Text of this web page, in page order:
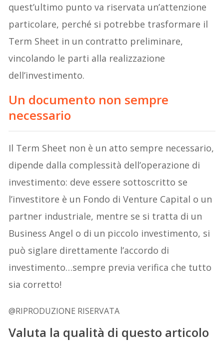
quest’ultimo punto va riservata un’attenzione
particolare, perché si potrebbe trasformare il
Term Sheet in un contratto preliminare,
vincolando le parti alla realizzazione
dell’investimento.
Un documento non sempre
necessario
Il Term Sheet non è un atto sempre necessario,
dipende dalla complessità dell’operazione di
investimento: deve essere sottoscritto se
l’investitore è un Fondo di Venture Capital o un
partner industriale, mentre se si tratta di un
Business Angel o di un piccolo investimento, si
può siglare direttamente l’accordo di
investimento…sempre previa verifica che tutto
sia corretto!
@RIPRODUZIONE RISERVATA
Valuta la qualità di questo articolo